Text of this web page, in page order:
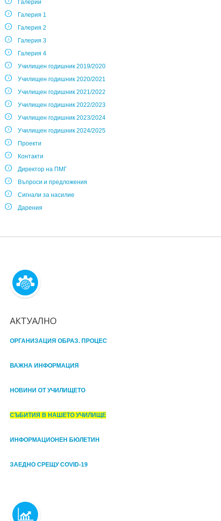
Галерии
Галерия 1
Галерия 2
Галерия 3
Галерия 4
Училищен годишник 2019/2020
Училищен годишник 2020/2021
Училищен годишник 2021/2022
Училищен годишник 2022/2023
Училищен годишник 2023/2024
Училищен годишник 2024/2025
Проекти
Контакти
Директор на ПМГ
Въпроси и предложения
Сигнали за насилие
Дарения
АКТУАЛНО
ОРГАНИЗАЦИЯ ОБРАЗ. ПРОЦЕС
ВАЖНА ИНФОРМАЦИЯ
НОВИНИ ОТ УЧИЛИЩЕТО
СЪБИТИЯ В НАШЕТО УЧИЛИЩЕ
ИНФОРМАЦИОНЕН БЮЛЕТИН
ЗАЕДНО СРЕЩУ COVID-19